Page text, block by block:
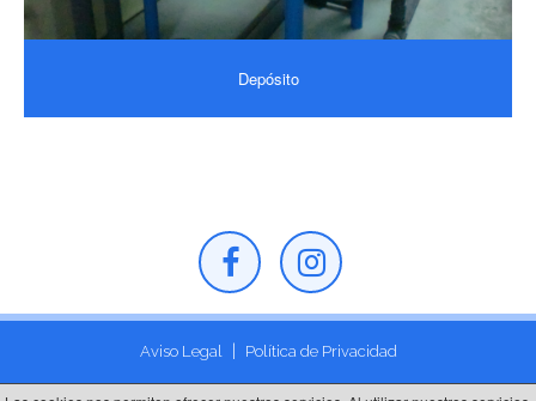
Depósito
Aviso Legal| Política de Privacidad